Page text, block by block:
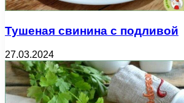
Тушеная свинина с подливой
27.03.2024